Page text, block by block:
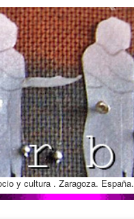
y cultura . Zaragoza. España.